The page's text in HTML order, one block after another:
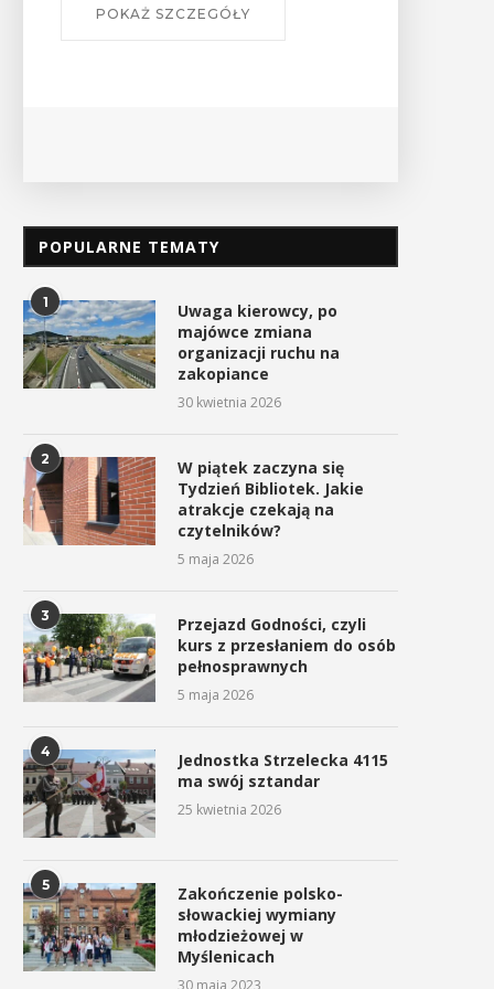
Uroczyste obchody Święta
Konstytucji 3 Maja w
Myślenicach
Procesja z Cudownym
Matki Bożej Pani
POKAŻ SZCZEGÓŁY
POPULARNE TEMATY
1
Uwaga kierowcy, po
majówce zmiana
organizacji ruchu na
zakopiance
30 kwietnia 2026
2
W piątek zaczyna się
Tydzień Bibliotek. Jakie
atrakcje czekają na
czytelników?
5 maja 2026
3
Przejazd Godności, czyli
kurs z przesłaniem do osób
pełnosprawnych
5 maja 2026
4
Jednostka Strzelecka 4115
ma swój sztandar
25 kwietnia 2026
5
Zakończenie polsko-
słowackiej wymiany
młodzieżowej w
Myślenicach